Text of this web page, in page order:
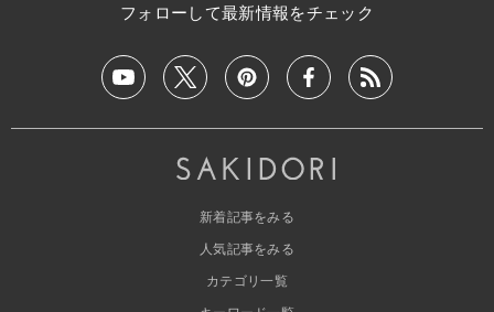
フォローして最新情報をチェック
新着記事をみる
人気記事をみる
カテゴリ一覧